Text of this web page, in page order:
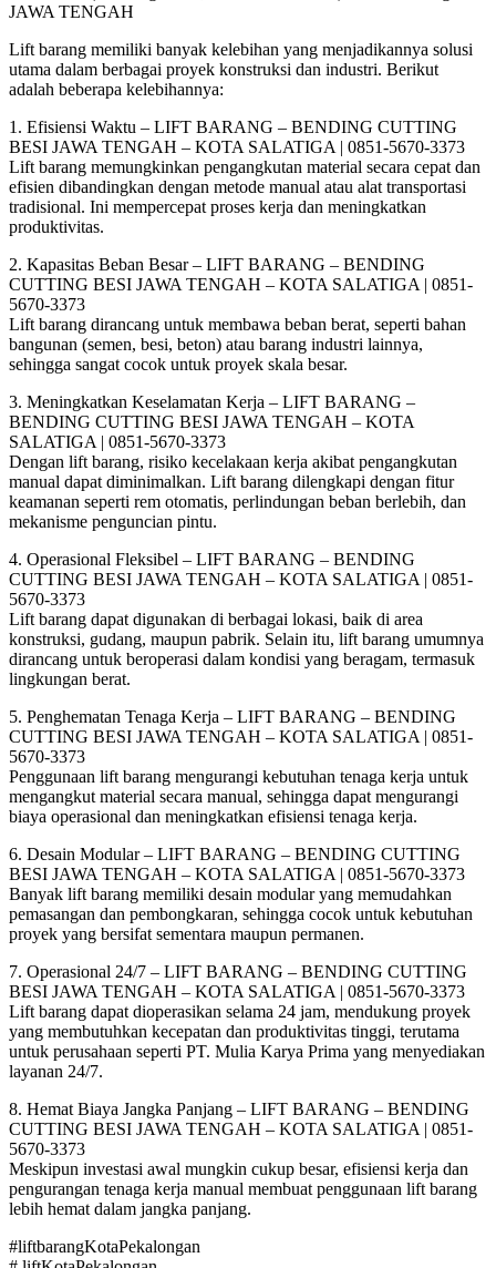
JAWA TENGAH
Lift barang memiliki banyak kelebihan yang menjadikannya solusi
utama dalam berbagai proyek konstruksi dan industri. Berikut
adalah beberapa kelebihannya:
1. Efisiensi Waktu – LIFT BARANG – BENDING CUTTING
BESI JAWA TENGAH – KOTA SALATIGA | 0851-5670-3373
Lift barang memungkinkan pengangkutan material secara cepat dan
efisien dibandingkan dengan metode manual atau alat transportasi
tradisional. Ini mempercepat proses kerja dan meningkatkan
produktivitas.
2. Kapasitas Beban Besar – LIFT BARANG – BENDING
CUTTING BESI JAWA TENGAH – KOTA SALATIGA | 0851-
5670-3373
Lift barang dirancang untuk membawa beban berat, seperti bahan
bangunan (semen, besi, beton) atau barang industri lainnya,
sehingga sangat cocok untuk proyek skala besar.
3. Meningkatkan Keselamatan Kerja – LIFT BARANG –
BENDING CUTTING BESI JAWA TENGAH – KOTA
SALATIGA | 0851-5670-3373
Dengan lift barang, risiko kecelakaan kerja akibat pengangkutan
manual dapat diminimalkan. Lift barang dilengkapi dengan fitur
keamanan seperti rem otomatis, perlindungan beban berlebih, dan
mekanisme penguncian pintu.
4. Operasional Fleksibel – LIFT BARANG – BENDING
CUTTING BESI JAWA TENGAH – KOTA SALATIGA | 0851-
5670-3373
Lift barang dapat digunakan di berbagai lokasi, baik di area
konstruksi, gudang, maupun pabrik. Selain itu, lift barang umumnya
dirancang untuk beroperasi dalam kondisi yang beragam, termasuk
lingkungan berat.
5. Penghematan Tenaga Kerja – LIFT BARANG – BENDING
CUTTING BESI JAWA TENGAH – KOTA SALATIGA | 0851-
5670-3373
Penggunaan lift barang mengurangi kebutuhan tenaga kerja untuk
mengangkut material secara manual, sehingga dapat mengurangi
biaya operasional dan meningkatkan efisiensi tenaga kerja.
6. Desain Modular – LIFT BARANG – BENDING CUTTING
BESI JAWA TENGAH – KOTA SALATIGA | 0851-5670-3373
Banyak lift barang memiliki desain modular yang memudahkan
pemasangan dan pembongkaran, sehingga cocok untuk kebutuhan
proyek yang bersifat sementara maupun permanen.
7. Operasional 24/7 – LIFT BARANG – BENDING CUTTING
BESI JAWA TENGAH – KOTA SALATIGA | 0851-5670-3373
Lift barang dapat dioperasikan selama 24 jam, mendukung proyek
yang membutuhkan kecepatan dan produktivitas tinggi, terutama
untuk perusahaan seperti PT. Mulia Karya Prima yang menyediakan
layanan 24/7.
8. Hemat Biaya Jangka Panjang – LIFT BARANG – BENDING
CUTTING BESI JAWA TENGAH – KOTA SALATIGA | 0851-
5670-3373
Meskipun investasi awal mungkin cukup besar, efisiensi kerja dan
pengurangan tenaga kerja manual membuat penggunaan lift barang
lebih hemat dalam jangka panjang.
#liftbarangKotaPekalongan